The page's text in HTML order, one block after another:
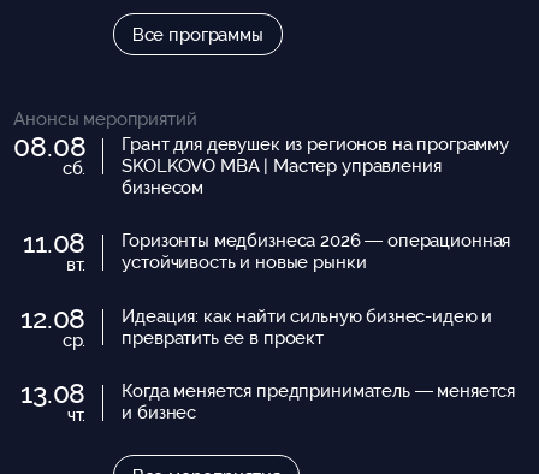
Все программы
Анонсы мероприятий
08.08
сб.
Грант для девушек из регионов на программу
SKOLKOVO MBA | Мастер управления
бизнесом
11.08
вт.
Горизонты медбизнеса 2026 — операционная
устойчивость и новые рынки
12.08
ср.
Идеация: как найти сильную бизнес-идею и
превратить ее в проект
13.08
чт.
Когда меняется предприниматель — меняется
и бизнес